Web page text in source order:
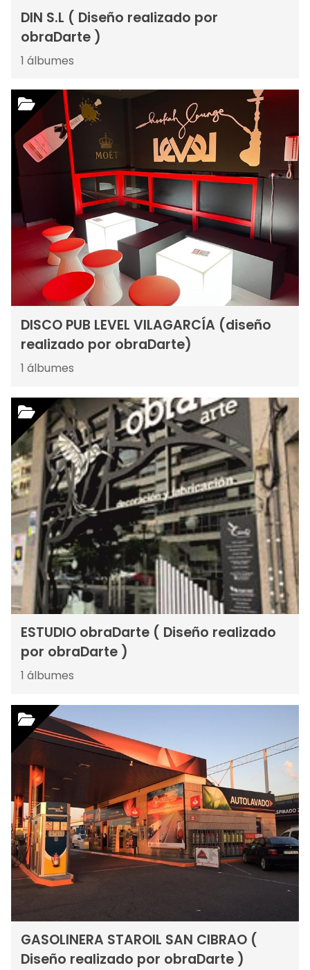
DIN S.L ( Diseño realizado por
obraDarte )
1 álbumes
DISCO PUB LEVEL VILAGARCÍA (diseño
realizado por obraDarte)
1 álbumes
ESTUDIO obraDarte ( Diseño realizado
por obraDarte )
1 álbumes
GASOLINERA STAROIL SAN CIBRAO (
Diseño realizado por obraDarte )